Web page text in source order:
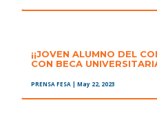
¡¡JOVEN ALUMNO DEL
CON BECA
PRENSA FESA | May 22, 2023